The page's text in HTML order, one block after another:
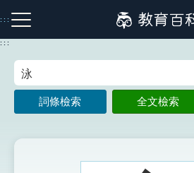
到
主
:::
注音索引圖示 筆畫索引圖示
:::
詞條檢索 全文檢索